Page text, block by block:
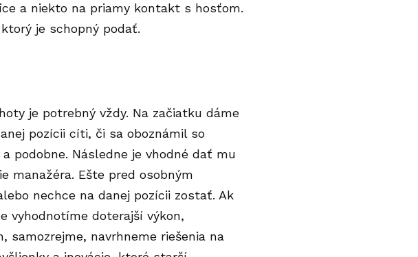
a niekto na priamy kontakt s hosťom.
je schopný podať.
je potrebný vždy. Na začiatku dáme
pozícii cíti, či sa oboznámil so
podobne. Následne je vhodné dať mu
manažéra. Ešte pred osobným
nechce na danej pozícii zostať. Ak
vyhodnotíme doterajší výkon,
navrhneme riešenia na